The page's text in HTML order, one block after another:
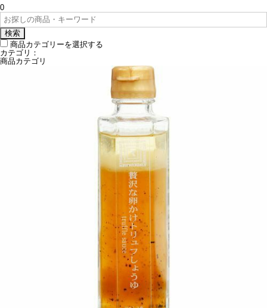
0
検索
商品カテゴリーを選択する
カテゴリ：
商品カテゴリ